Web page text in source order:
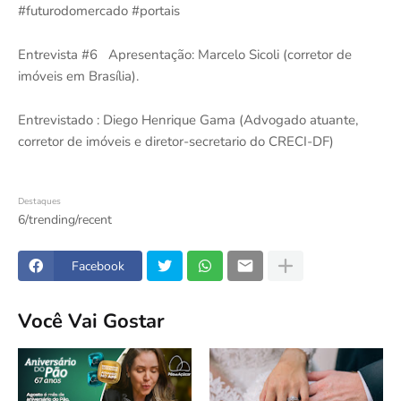
#futurodomercado #portais
Entrevista #6 Apresentação: Marcelo Sicoli (corretor de
imóveis em Brasília).
Entrevistado : Diego Henrique Gama (Advogado atuante,
corretor de imóveis e diretor-secretario do CRECI-DF)
Destaques
6/trending/recent
Facebook
Você Vai Gostar